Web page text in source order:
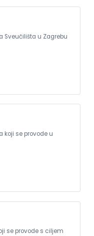
Sveučilišta u Zagrebu
koji se provode u
se provode s ciljem